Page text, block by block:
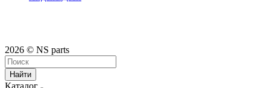
2026 © NS parts
Найти
Каталог